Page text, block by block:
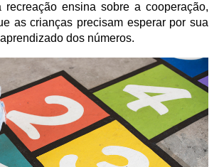
recreação ensina sobre a cooperação,
as crianças precisam esperar por sua
dos números.